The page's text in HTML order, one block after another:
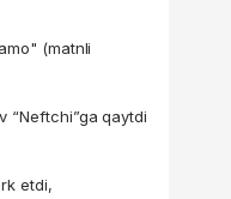
(matnli
“Neftchi”ga qaytdi
etdi,